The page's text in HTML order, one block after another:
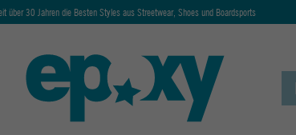
über 30 Jahren die Besten Styles aus Streetwear, Shoes und Boardsports